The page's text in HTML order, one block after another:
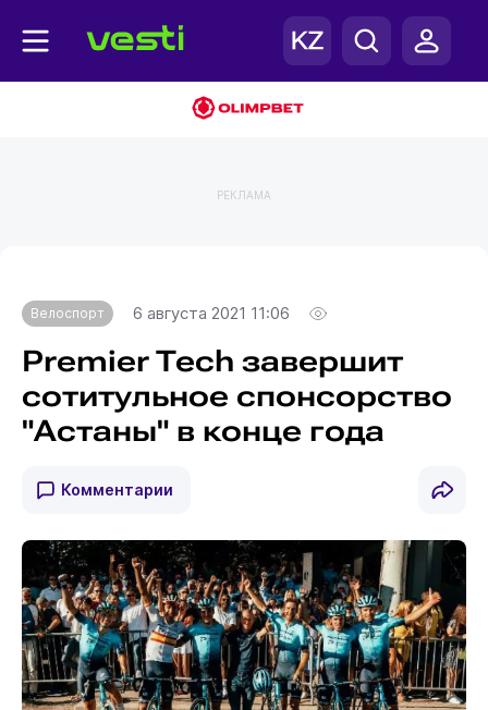
РЕКЛАМА
Велоспорт 6 августа 2021 11:06
Premier Tech завершит
сотитульное спонсорство
"Астаны" в конце года
Комментарии